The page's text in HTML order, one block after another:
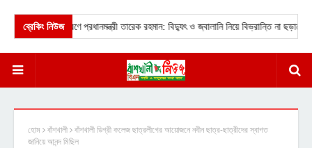
ব্রেকিং নিউজ
ত্রাণ বিতরণে প্রধানমন্ত্রী তারেক রহমান: বিদ্যুৎ ও জ্বালানি নিয়ে বিভ্রান্তি না ছড়ানোর
হোম বাঁশখালী বাঁশখালী ডিগ্রী কলেজ ছাত্রলীগের আয়োজনে নবীন ছাত্র-ছাত্রীদের স্বাগত
জানিয়ে আনন্দ মিছিল